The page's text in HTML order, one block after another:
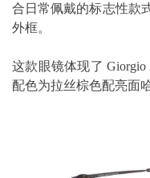
合日常佩戴的标志性款
外框。
这款眼镜体现了 Giorgio
配色为拉丝棕色配亮面